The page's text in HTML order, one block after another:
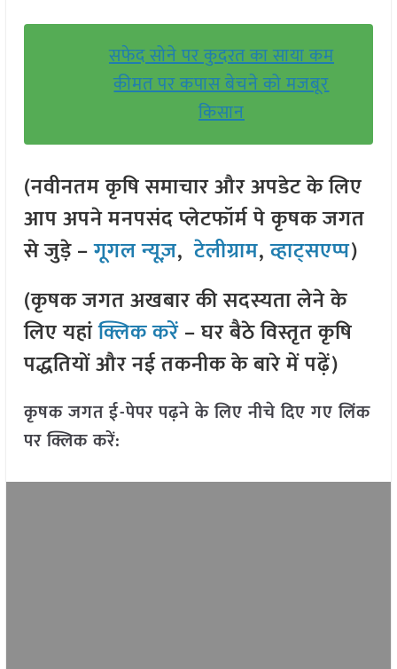
सफेद सोने पर कुदरत का साया कम
कीमत पर कपास बेचने को मजबूर
किसान
(नवीनतम कृषि समाचार और अपडेट के लिए
आप अपने मनपसंद प्लेटफॉर्म पे कृषक जगत
से जुड़े –गूगल न्यूज़,टेलीग्राम,व्हाट्सएप्प)
(कृषक जगत अखबार की सदस्यता लेने के
लिए यहांक्लिक करें– घर बैठे विस्तृत कृषि
पद्धतियों और नई तकनीक के बारे में पढ़ें)
कृषक जगत ई-पेपर पढ़ने के लिए नीचे दिए गए लिंक
पर क्लिक करें: